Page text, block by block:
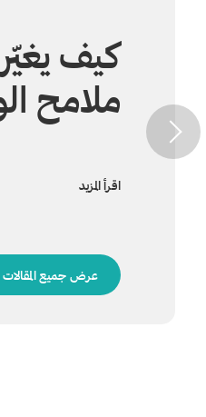
كيف
ملامح
اقرأ المزيد
عرض جميع المقالات